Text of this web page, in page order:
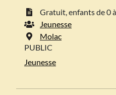
Gratuit, enfants de 0
Jeunesse
Molac
PUBLIC
Jeunesse